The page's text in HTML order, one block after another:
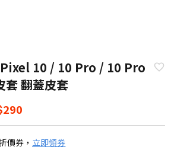
10 / 10 Pro / 10 Pro
套 翻蓋皮套
價券， 立即領券